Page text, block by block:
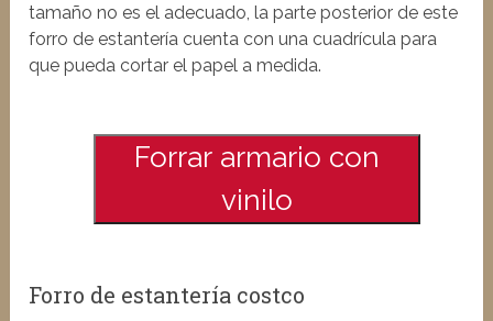
tamaño no es el adecuado, la parte posterior de este
forro de estantería cuenta con una cuadrícula para
que pueda cortar el papel a medida.
Forrar armario con
vinilo
Forro de estantería costco